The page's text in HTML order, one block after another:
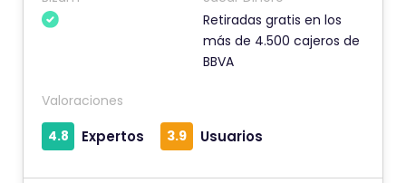
e
n
Retiradas gratis en los
más de 4.500 cajeros de
BBVA
Valoraciones
4.8
Expertos 3.9 Usuarios